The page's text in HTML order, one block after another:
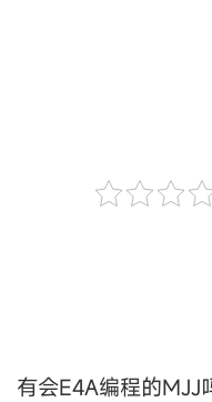
有会E4A编程的MJJ